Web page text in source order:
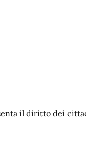
il diritto dei